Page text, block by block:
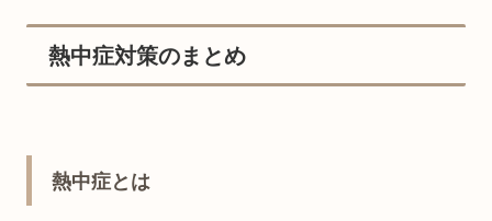
熱中症対策のまとめ
熱中症とは